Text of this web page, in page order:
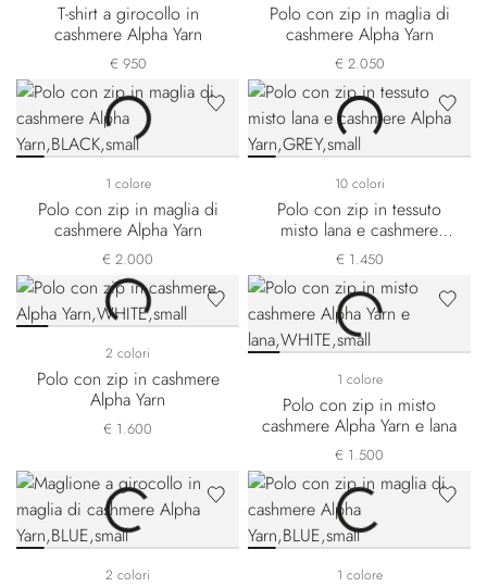
T-shirt a girocollo in
cashmere Alpha Yarn
€ 950
Polo con zip in maglia di
cashmere Alpha Yarn
€ 2.050
1 colore
Polo con zip in maglia di
cashmere Alpha Yarn
€ 2.000
10 colori
Polo con zip in tessuto
misto lana e cashmere
Alpha Yarn
€ 1.450
2 colori
Polo con zip in cashmere
Alpha Yarn
€ 1.600
1 colore
Polo con zip in misto
cashmere Alpha Yarn e lana
€ 1.500
2 colori 1 colore